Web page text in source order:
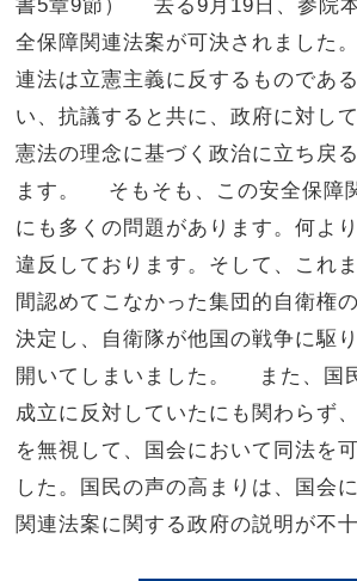
書5章9節） 去る9月19日、参院
全保障関連法案が可決されました
連法は立憲主義に反するものであ
い、抗議すると共に、政府に対し
憲法の理念に基づく政治に立ち戻
ます。 そもそも、この安全保障
にも多くの問題があります。何よ
違反しております。そして、これ
間認めてこなかった集団的自衛権
決定し、自衛隊が他国の戦争に駆
開いてしまいました。 また、国
成立に反対していたにも関わらず
を無視して、国会において同法を
した。国民の声の高まりは、国会
関連法案に関する政府の説明が不